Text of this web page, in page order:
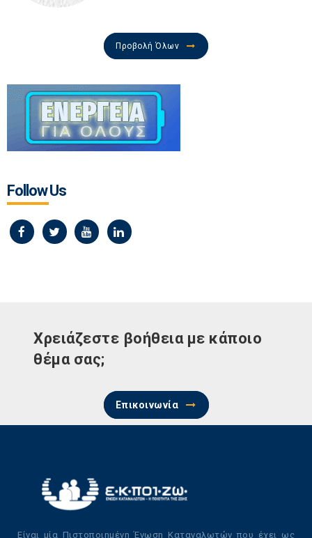
Προβολή Όλων
Follow Us
Χρειάζεστε βοήθεια με κάποιο
θέμα σας;
Επικοινωνία
Είναι μία Πιστοποιημένη Ένωση Καταναλωτών που έχει ως